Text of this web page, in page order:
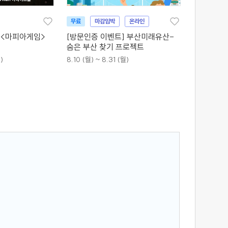
마피아게임>
무료 마감임박 온라인
[방문인증 이벤트] 부산미래유산-
숨은 부산 찾기 프로젝트
8.10 (월) ~ 8.31 (월)